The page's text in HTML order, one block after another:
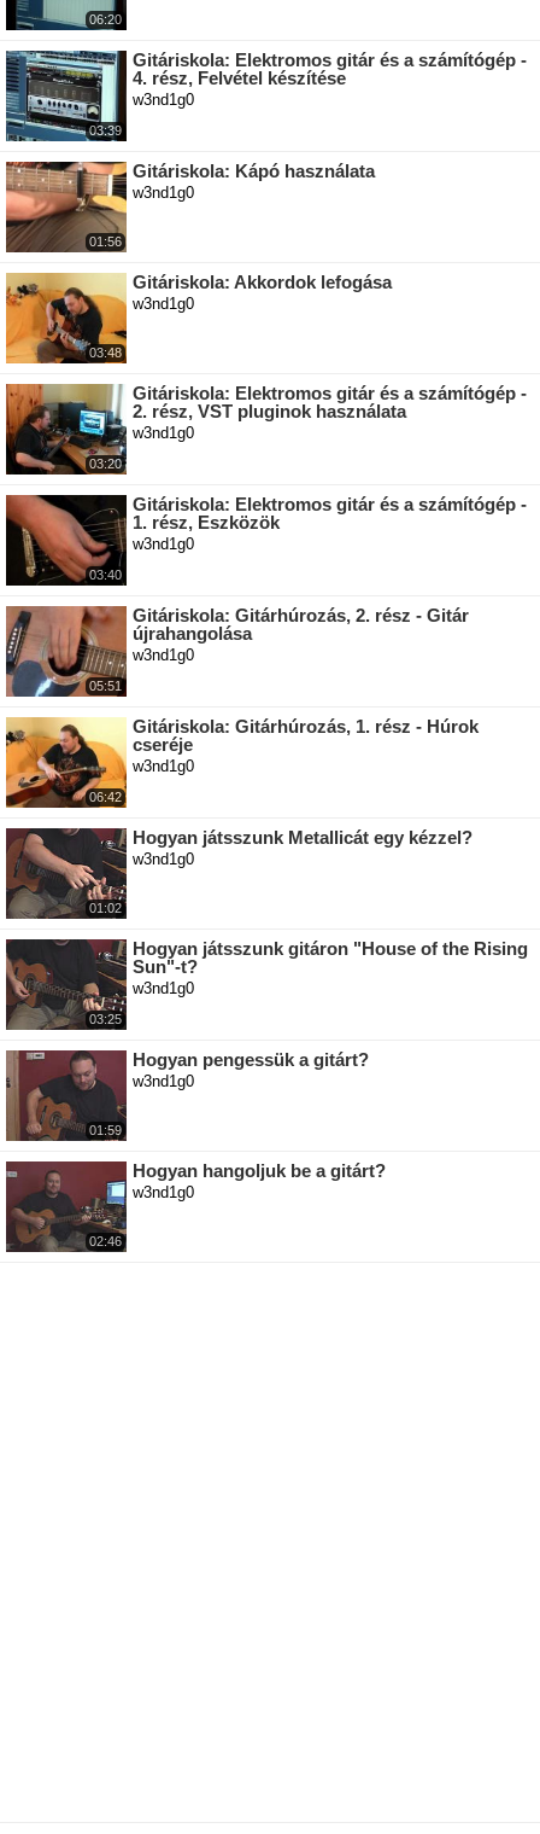
06:20
03:39
Gitáriskola: Elektromos gitár és a számítógép -
4. rész, Felvétel készítése
w3nd1g0
01:56
Gitáriskola: Kápó használata
w3nd1g0
03:48
Gitáriskola: Akkordok lefogása
w3nd1g0
03:20
Gitáriskola: Elektromos gitár és a számítógép -
2. rész, VST pluginok használata
w3nd1g0
03:40
Gitáriskola: Elektromos gitár és a számítógép -
1. rész, Eszközök
w3nd1g0
05:51
Gitáriskola: Gitárhúrozás, 2. rész - Gitár
újrahangolása
w3nd1g0
06:42
Gitáriskola: Gitárhúrozás, 1. rész - Húrok
cseréje
w3nd1g0
01:02
Hogyan játsszunk Metallicát egy kézzel?
w3nd1g0
03:25
Hogyan játsszunk gitáron "House of the Rising
Sun"-t?
w3nd1g0
01:59
Hogyan pengessük a gitárt?
w3nd1g0
02:46
Hogyan hangoljuk be a gitárt?
w3nd1g0